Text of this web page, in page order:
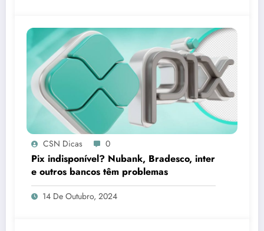
CSN Dicas 0
Pix indisponível? Nubank, Bradesco, inter
e outros bancos têm problemas
14 De Outubro, 2024